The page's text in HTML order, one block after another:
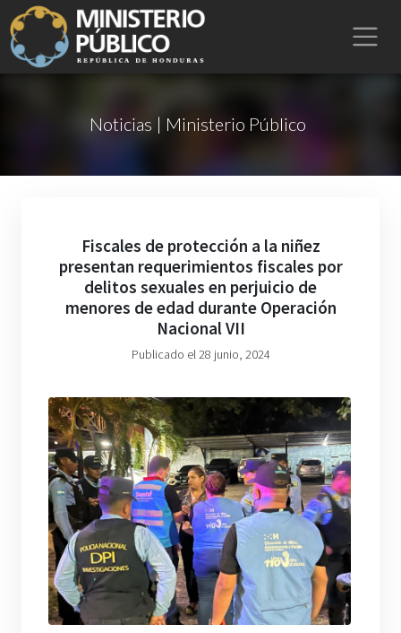
Noticias | Ministerio Público
Fiscales de protección a la niñez
presentan requerimientos fiscales por
delitos sexuales en perjuicio de
menores de edad durante Operación
Nacional VII
Publicado el 28 junio, 2024